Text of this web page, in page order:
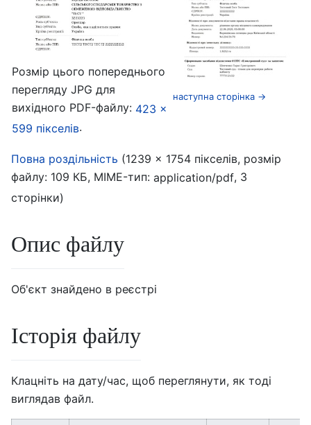
Розмір цього попереднього
перегляду JPG для
вихідного PDF-файлу: 423 ×
599 пікселів.
наступна сторінка →
Повна роздільність (1239 × 1754 пікселів, розмір
файлу: 109 КБ, MIME-тип: application/pdf, 3
сторінки)
Опис файлу
Об'єкт знайдено в реєстрі
Історія файлу
Клацніть на дату/час, щоб переглянути, як тоді
виглядав файл.